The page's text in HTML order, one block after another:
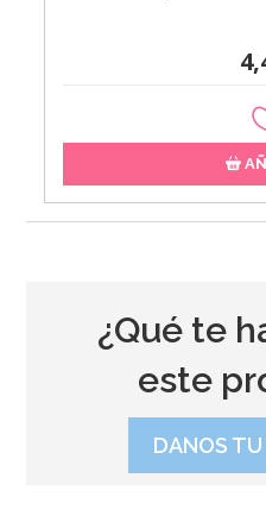
¿Qué te
este
DANOS